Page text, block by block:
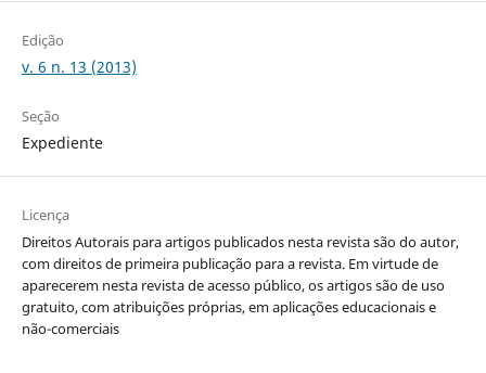
Edição
v. 6 n. 13 (2013)
Seção
Expediente
Licença
Direitos Autorais para artigos publicados nesta revista são do autor,
com direitos de primeira publicação para a revista. Em virtude de
aparecerem nesta revista de acesso público, os artigos são de uso
gratuito, com atribuições próprias, em aplicações educacionais e
não-comerciais